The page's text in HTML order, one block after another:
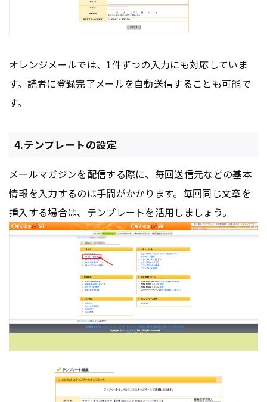
オレンジメールでは、1件ずつの入力にも対応していま
す。読者に登録完了メールを自動送信することも可能で
す。
4.テンプレートの設定
メールマガジンを配信する際に、毎回送信元などの基本
情報を入力するのは手間がかかります。毎回同じ文章を
挿入する場合は、テンプレートを活用しましょう。